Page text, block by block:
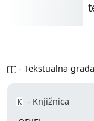
- Tekstualna
K - Knjižnica